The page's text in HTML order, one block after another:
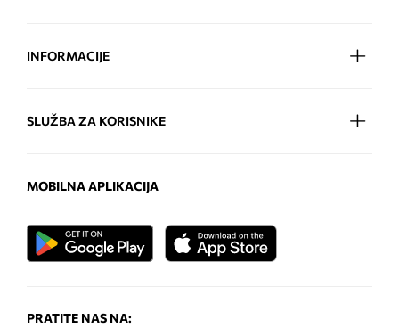
INFORMACIJE
SLUŽBA ZA KORISNIKE
MOBILNA APLIKACIJA
PRATITE NAS NA: